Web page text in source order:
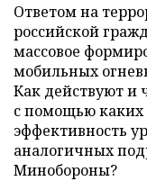
Ответом на
российской
массовое
мобильных
Как действуют и
с помощью
эффективность
аналогичных
Минобороны?